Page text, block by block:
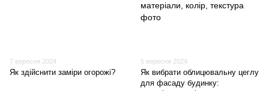
7 вересня 2024
Як здійснити заміри огорожі?
5 вересня 2024
Як вибрати облицювальну цеглу
для фасаду будинку: